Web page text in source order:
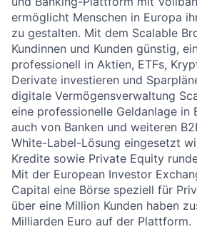
ermöglicht Menschen in Europa
zu gestalten. Mit dem Scalable
Kundinnen und Kunden günstig,
professionell in Aktien, ETFs,
Derivate investieren und
digitale Vermögensverwaltung
eine professionelle Geldanlage in
auch von Banken und weiteren
White-Label-Lösung eingesetzt
Kredite sowie Private Equity
Mit der European Investor
Capital eine Börse speziell für
über eine Million Kunden haben
Milliarden Euro auf der Plattform.